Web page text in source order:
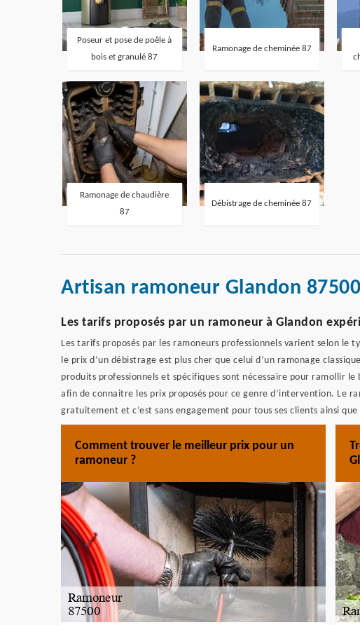
Poseur et pose de poêle à
bois et granulé 87
Ramonage de cheminée 87
Ramonage de chaudière
87
Débistrage de cheminée 87
Artisan ramoneur Glandon 87500
Les tarifs proposés par un ramoneur à Glandon
Les tarifs proposés par les ramoneurs professionnels varient selon le
le prix d’un débistrage est plus cher que celui d’un ramonage
produits professionnels et spécifiques sont nécessaire pour ramollir
afin de connaitre les prix proposés pour ce genre d’intervention. Le
gratuitement et c’est sans engagement pour tous ses clients ainsi
Comment trouver le meilleur prix pour un
ramoneur ?